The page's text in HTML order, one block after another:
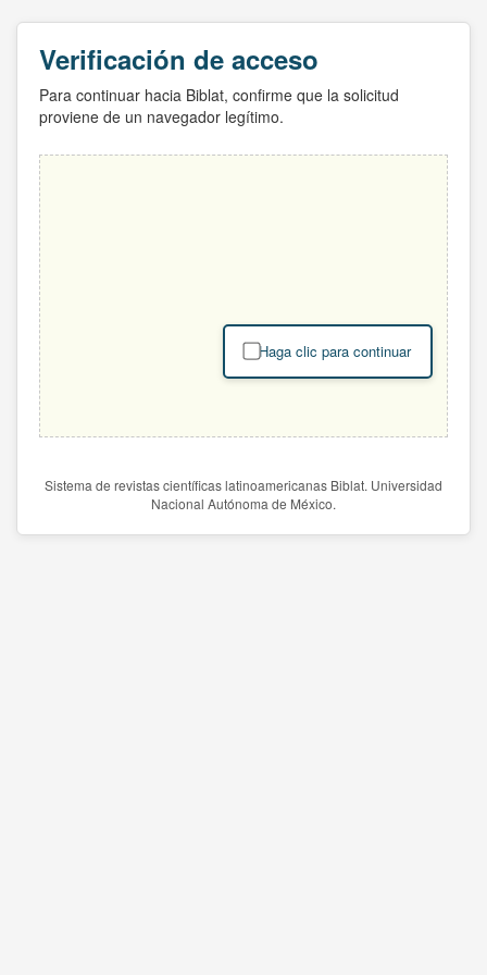
Verificación de acceso
Para continuar hacia Biblat, confirme que la solicitud
proviene de un navegador legítimo.
Haga clic para continuar
Sistema de revistas científicas latinoamericanas Biblat. Universidad
Nacional Autónoma de México.